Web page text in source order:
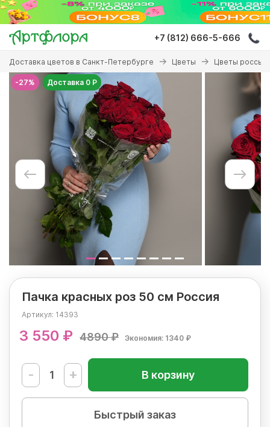
Перейти
основному
содержанию
+7 (812) 666-5-666
Вы
здесь
Доставка цветов в Санкт-Петербурге Цветы Цветы
-27% Доставка 0 Р
Пачка красных роз 50 см Россия
Артикул: 14393
3 550 ₽ 4890 ₽ Экономия: 1340 ₽
- + В корзину
Быстрый заказ